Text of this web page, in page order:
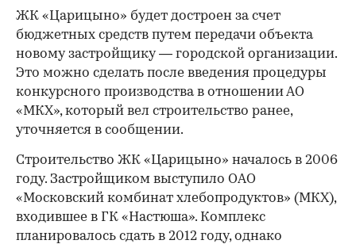
ЖК «Царицыно» будет достроен за счет
бюджетных средств путем передачи объекта
новому застройщику — городской организации.
Это можно сделать после введения процедуры
конкурсного производства в отношении АО
«МКХ», который вел строительство ранее,
уточняется в сообщении.
Строительство ЖК «Царицыно» началось в 2006
году. Застройщиком выступило ОАО
«Московский комбинат хлебопродуктов» (МКХ),
входившее в ГК «Настюша». Комплекс
планировалось сдать в 2012 году, однако